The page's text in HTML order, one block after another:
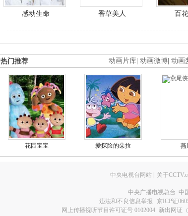
感动生命 香草美人 百
动画片库 动画微博 动画
热门推荐
花园宝宝 爱探险的朵拉 燕
中央电视台网站 关于
中央广播电视总台 中
违法和不良信息举报
京ICP证
网上传播视听节目许可证号 0102004 新出网证